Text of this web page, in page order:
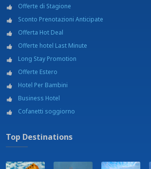
Offerte di Stagione
Sconto Prenotazioni Anticipate
Offerta Hot Deal
Offerte hotel Last Minute
Long Stay Promotion
Offerte Estero
Hotel Per Bambini
Business Hotel
Cofanetti soggiorno
Top Destinations